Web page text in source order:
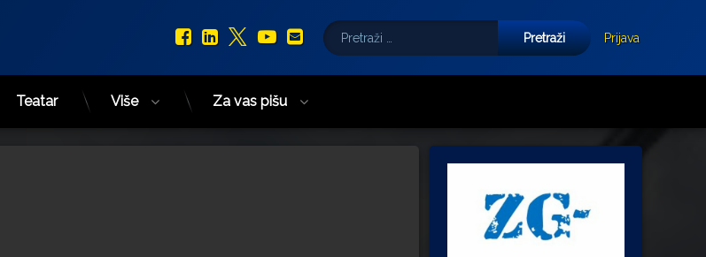
Facebook
LinkedIn
X.com
YouTube
E-mail
Pretraži:
Prijava
Teatar Više Za vas pišu